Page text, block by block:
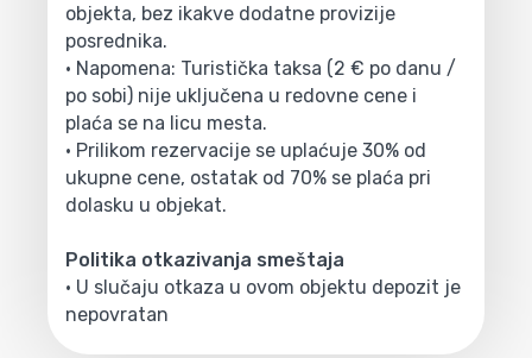
objekta, bez ikakve dodatne provizije
posrednika.
• Napomena: Turistička taksa (2 € po danu /
po sobi) nije uključena u redovne cene i
plaća se na licu mesta.
• Prilikom rezervacije se uplaćuje 30% od
ukupne cene, ostatak od 70% se plaća pri
dolasku u objekat.
Politika otkazivanja smeštaja
• U slučaju otkaza u ovom objektu depozit je
nepovratan